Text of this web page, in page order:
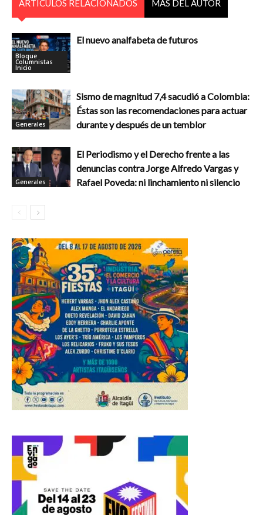
ARTÍCULOS RELACIONADOS MÁS DEL AUTOR
Bloque
Columnistas
Inicio
El nuevo analfabeta de futuros
Generales
Sismo de magnitud 7,4 sacudió a Colombia:
Éstas son las recomendaciones para actuar
durante y después de un temblor
Generales
El Periodismo y el Derecho frente a las
denuncias contra Jorge Alfredo Vargas y
Rafael Poveda: ni linchamiento ni silencio